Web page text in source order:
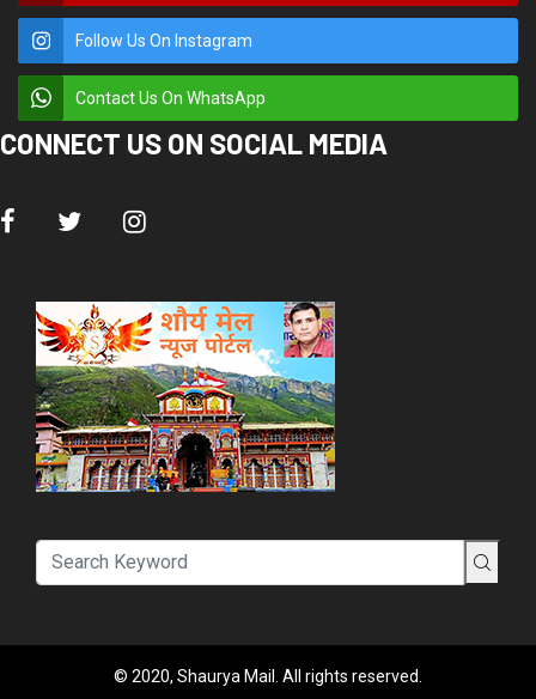
Follow Us On Instagram
Contact Us On WhatsApp
CONNECT US ON SOCIAL MEDIA
© 2020, Shaurya Mail. All rights reserved.